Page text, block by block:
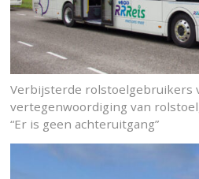
Verbijsterde rolstoelgebruikers
vertegenwoordiging van
“Er is geen achteruitgang”